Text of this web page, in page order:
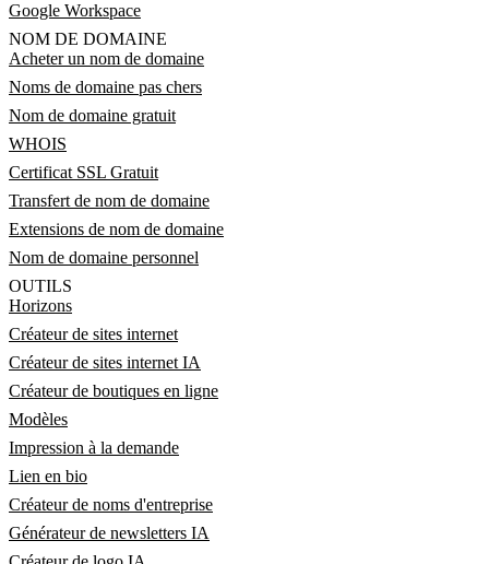
Google Workspace
NOM DE DOMAINE
Acheter un nom de domaine
Noms de domaine pas chers
Nom de domaine gratuit
WHOIS
Certificat SSL Gratuit
Transfert de nom de domaine
Extensions de nom de domaine
Nom de domaine personnel
OUTILS
Horizons
Créateur de sites internet
Créateur de sites internet IA
Créateur de boutiques en ligne
Modèles
Impression à la demande
Lien en bio
Créateur de noms d'entreprise
Générateur de newsletters IA